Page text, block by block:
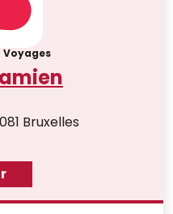
Voyages
Bruxelles